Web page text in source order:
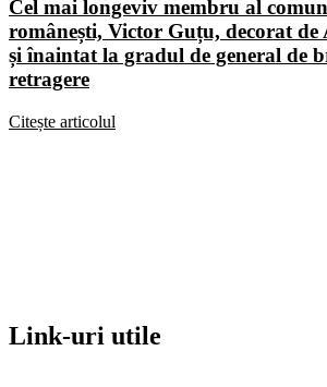
Cel mai longeviv membru al
românești, Victor Guțu, decorat
și înaintat la gradul de general de
retragere
Citește articolul
Link-uri utile